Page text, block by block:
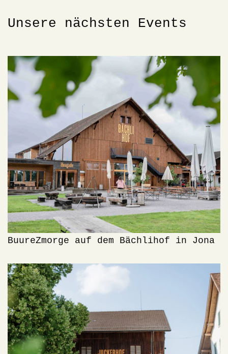
Unsere nächsten Events
BuureZmorge auf dem Bächlihof in Jona